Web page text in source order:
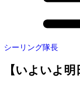
シーリング隊長
【いよいよ明